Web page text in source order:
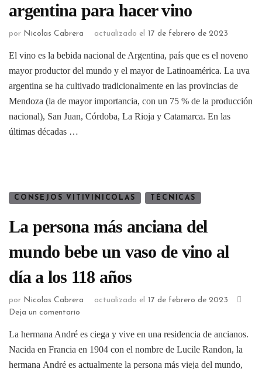
argentina para hacer vino
por Nicolas Cabrera actualizado el 17 de febrero de 2023
El vino es la bebida nacional de Argentina, país que es el noveno
mayor productor del mundo y el mayor de Latinoamérica. La uva
argentina se ha cultivado tradicionalmente en las provincias de
Mendoza (la de mayor importancia, con un 75 % de la producción
nacional), San Juan, Córdoba, La Rioja y Catamarca. En las
últimas décadas …
CONSEJOS VITIVINICOLAS TÉCNICAS
La persona más anciana del
mundo bebe un vaso de vino al
día a los 118 años
por Nicolas Cabrera actualizado el 17 de febrero de 2023
Deja un comentario
La hermana André es ciega y vive en una residencia de ancianos.
Nacida en Francia en 1904 con el nombre de Lucile Randon, la
hermana André es actualmente la persona más vieja del mundo,